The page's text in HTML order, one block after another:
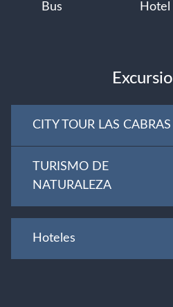
Bus Hotel
CITY TOUR LAS CABRAS
TURISMO DE
NATURALEZA
Hoteles